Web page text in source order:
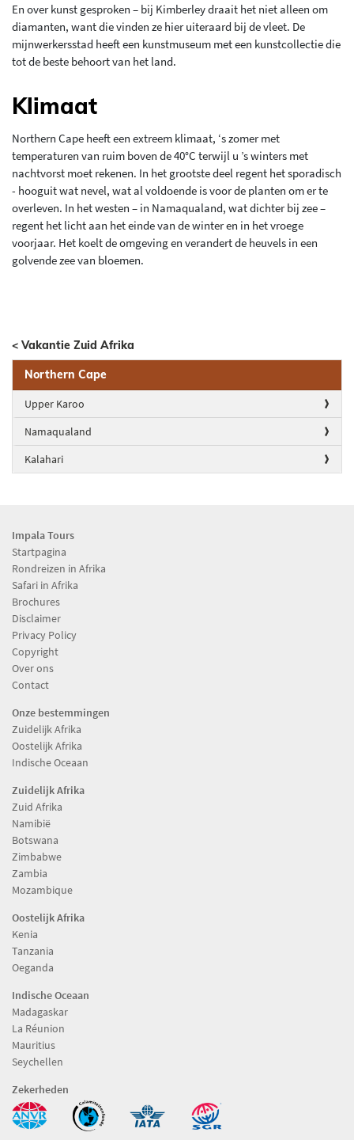
< Vakantie Zuid Afrika
Northern Cape
Upper Karoo
Namaqualand
Kalahari
En over kunst gesproken – bij Kimberley draait het niet alleen om
diamanten, want die vinden ze hier uiteraard bij de vleet. De
mijnwerkersstad heeft een kunstmuseum met een kunstcollectie die
tot de beste behoort van het land.
Klimaat
Northern Cape heeft een extreem klimaat, ‘s zomer met
temperaturen van ruim boven de 40°C terwijl u ’s winters met
nachtvorst moet rekenen. In het grootste deel regent het sporadisch
- hooguit wat nevel, wat al voldoende is voor de planten om er te
overleven. In het westen – in Namaqualand, wat dichter bij zee –
regent het licht aan het einde van de winter en in het vroege
voorjaar. Het koelt de omgeving en verandert de heuvels in een
golvende zee van bloemen.
Impala Tours
Startpagina
Rondreizen in Afrika
Safari in Afrika
Brochures
Disclaimer
Privacy Policy
Copyright
Over ons
Contact
Onze bestemmingen
Zuidelijk Afrika
Oostelijk Afrika
Indische Oceaan
Zuidelijk Afrika
Zuid Afrika
Namibië
Botswana
Zimbabwe
Zambia
Mozambique
Oostelijk Afrika
Kenia
Tanzania
Oeganda
Indische Oceaan
Madagaskar
La Réunion
Mauritius
Seychellen
Zekerheden